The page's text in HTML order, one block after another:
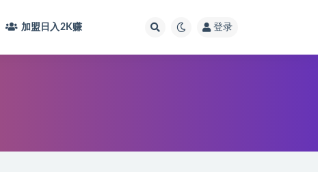
加盟日入2K赚 登录